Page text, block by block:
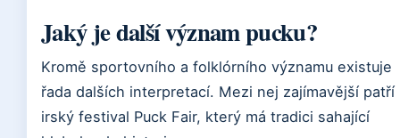
Jaký je další význam pucku?
Kromě sportovního a folklórního významu existuje
řada dalších interpretací. Mezi nej zajímavější patří
irský festival Puck Fair, který má tradici sahající